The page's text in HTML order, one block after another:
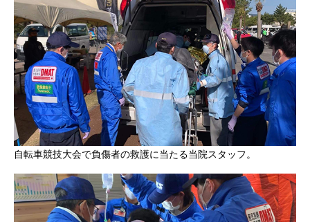
自転車競技大会で負傷者の救護に当たる当院スタッフ。